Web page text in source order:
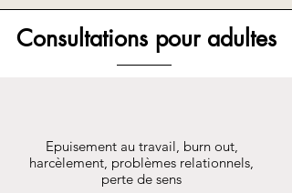
Consultations pour adultes
Epuisement au travail, burn out,
harcèlement, problèmes relationnels,
perte de sens